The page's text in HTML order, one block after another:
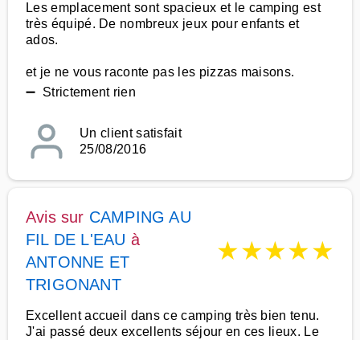
Les emplacement sont spacieux et le camping est
très équipé. De nombreux jeux pour enfants et
ados.
et je ne vous raconte pas les pizzas maisons.
➖ Strictement rien
Un client satisfait
25/08/2016
Avis sur CAMPING AU
FIL DE L'EAU à
ANTONNE ET
TRIGONANT
★★★★★
Excellent accueil dans ce camping très bien tenu.
J'ai passé deux excellents séjour en ces lieux. Le